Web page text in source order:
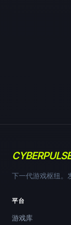
下一代游戏枢纽。
平台
游戏库